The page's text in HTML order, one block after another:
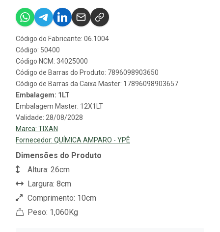
Código do Fabricante: 06.1004
Código: 50400
Código NCM: 34025000
Código de Barras do Produto: 7896098903650
Código de Barras da Caixa Master: 17896098903657
Embalagem: 1LT
Embalagem Master: 12X1LT
Validade: 28/08/2028
Marca: TIXAN
Fornecedor: QUÍMICA AMPARO - YPÊ
Dimensões do Produto
Altura: 26cm
Largura: 8cm
Comprimento: 10cm
Peso: 1,060Kg